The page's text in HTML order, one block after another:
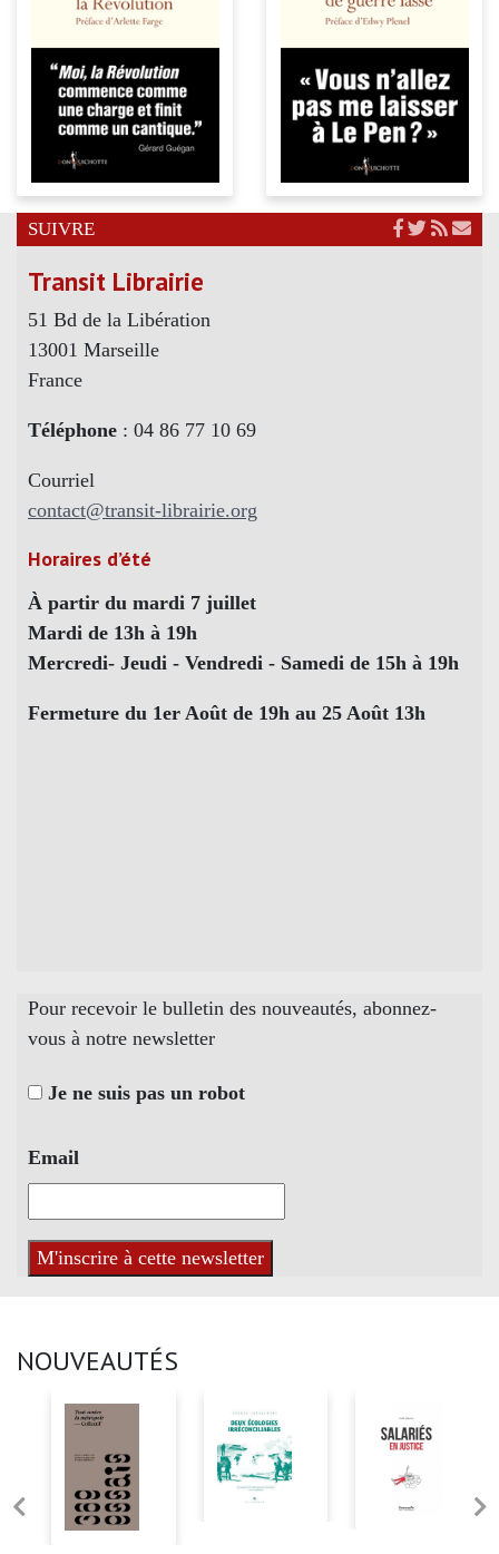
SUIVRE
Transit Librairie
51 Bd de la Libération
13001 Marseille
France
Téléphone : 04 86 77 10 69
Courriel
contact@transit-librairie.org
Horaires d’été
À partir du mardi 7 juillet
Mardi de 13h à 19h
Mercredi- Jeudi - Vendredi - Samedi de 15h à 19h
Fermeture du 1er Août de 19h au 25 Août 13h
Pour recevoir le bulletin des nouveautés, abonnez-
vous à notre newsletter
Je ne suis pas un robot
Email
NOUVEAUTÉS